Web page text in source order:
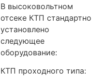
В высоковольтном
отсеке КТП стандартно
установлено
следующее
оборудование:
КТП проходного типа: